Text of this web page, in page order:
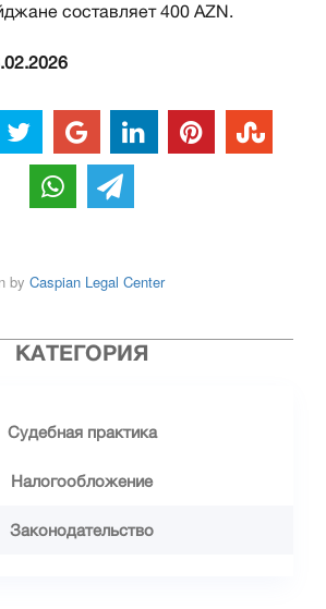
составляет 400 AZN.
by Caspian Legal Center
КАТЕГОРИЯ
Судебная практика
Налогообложение
Законодательство